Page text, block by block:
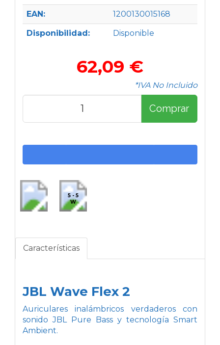
EAN: 1200130015168
Disponibilidad: Disponible
62,09 €
*IVA No Incluido
Comprar
5 - 5
W
Características
JBL Wave Flex 2
Auriculares inalámbricos verdaderos con
sonido JBL Pure Bass y tecnología Smart
Ambient.